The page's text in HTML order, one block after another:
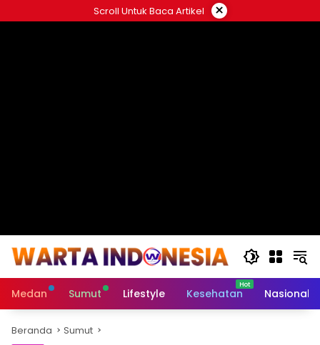
ke
Scroll Untuk Baca Artikel ×
Medan Sumut Lifestyle Kesehatan Nasional
Beranda Sumut